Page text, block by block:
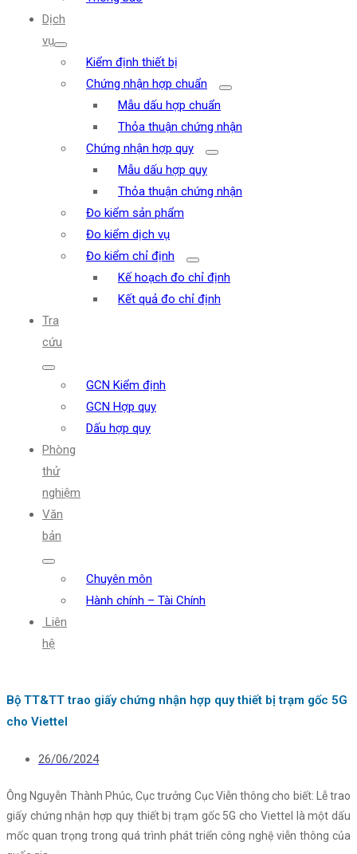
Dịch
vụ
Kiểm định thiết bị
Chứng nhận hợp chuẩn
Mẫu dấu hợp chuẩn
Thỏa thuận chứng nhận
Chứng nhận hợp quy
Mẫu dấu hợp quy
Thỏa thuận chứng nhận
Đo kiểm sản phẩm
Đo kiểm dịch vụ
Đo kiểm chỉ định
Kế hoạch đo chỉ định
Kết quả đo chỉ định
Tra
cứu
GCN Kiểm định
GCN Hợp quy
Dấu hợp quy
Phòng
thử
nghiệm
Văn
bản
Chuyên môn
Hành chính – Tài Chính
Liên
hệ
Bộ TT&TT trao giấy chứng nhận hợp quy thiết bị trạm gốc 5G
cho Viettel
26/06/2024
Ông Nguyễn Thành Phúc, Cục trưởng Cục Viễn thông cho biết: Lễ trao
giấy chứng nhận hợp quy thiết bị trạm gốc 5G cho Viettel là một dấu
mốc quan trọng trong quá trình phát triển công nghệ viễn thông của